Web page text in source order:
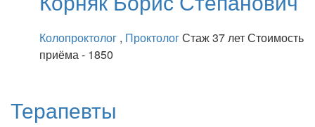
Колопроктолог , ПроктологСтаж 37 летСтоимость
приёма - 1850
Терапевты